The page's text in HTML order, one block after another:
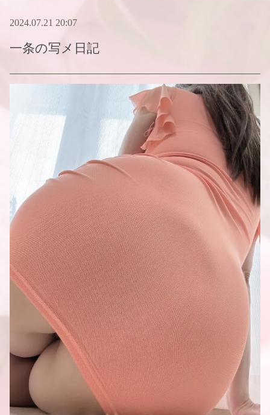
2024.07.21 20:07
一条の写メ日記